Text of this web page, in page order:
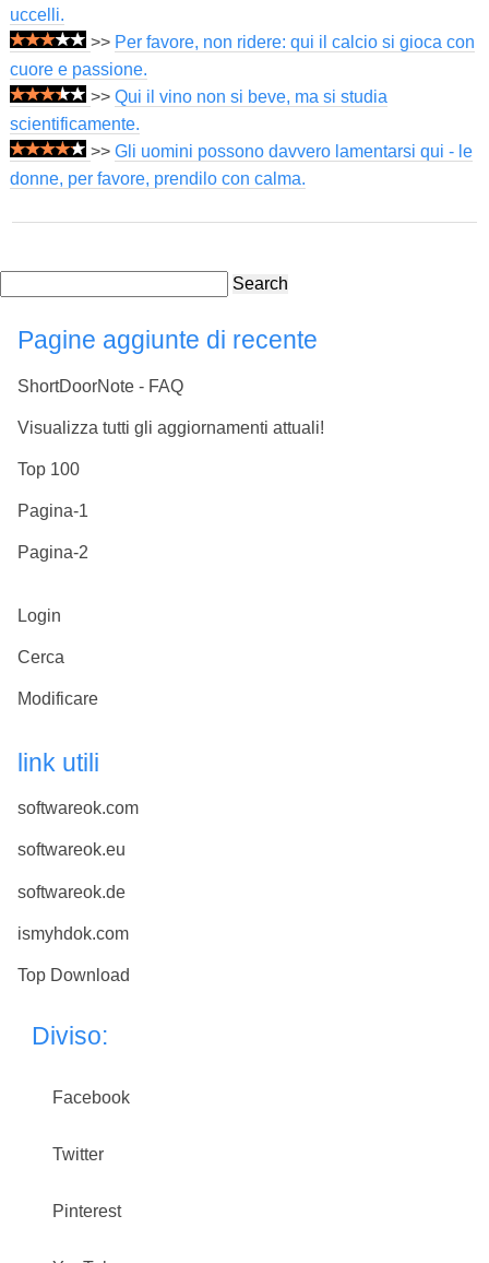
uccelli.
>> Per favore, non ridere: qui il calcio si gioca con
cuore e passione.
>> Qui il vino non si beve, ma si studia
scientificamente.
>> Gli uomini possono davvero lamentarsi qui - le
donne, per favore, prendilo con calma.
Search
Pagine aggiunte di recente
ShortDoorNote - FAQ
Visualizza tutti gli aggiornamenti attuali!
Top 100
Pagina-1
Pagina-2
Login
Cerca
Modificare
link utili
softwareok.com
softwareok.eu
softwareok.de
ismyhdok.com
Top Download
Diviso:
Facebook
Twitter
Pinterest